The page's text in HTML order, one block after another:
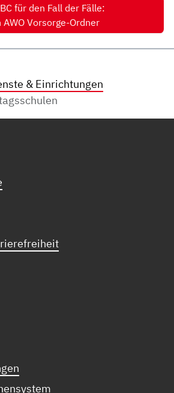
für den Fall der Fälle:
AWO Vorsorge-Ordner
& Einrichtungen